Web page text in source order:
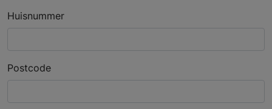
Huisnummer
Postcode